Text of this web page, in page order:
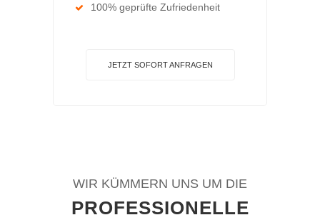
100% geprüfte Zufriedenheit
JETZT SOFORT ANFRAGEN
WIR KÜMMERN UNS UM DIE
PROFESSIONELLE